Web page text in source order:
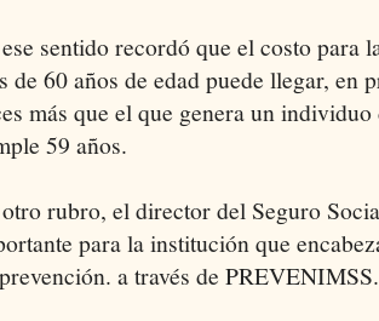
sentido recordó que el costo para
de 60 años de edad puede llegar, en
más que el que genera un individuo
59 años.
rubro, el director del Seguro
para la institución que
a través de PREVENIMSS.